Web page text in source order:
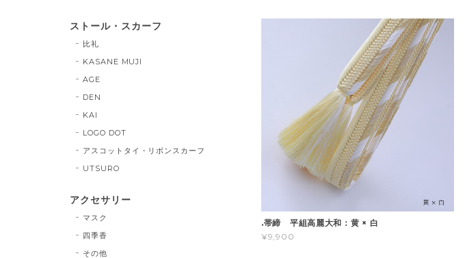
.帯締 平組高麗大和：黄 × 白
¥9,900
ストール・スカーフ
比礼
KASANE MUJI
AGE
DEN
KAI
LOGO DOT
アスコットタイ・リボンスカーフ
UTSURO
アクセサリー
マスク
四季香
その他